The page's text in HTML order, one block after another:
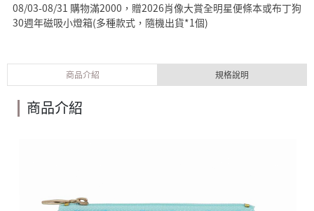
08/03-08/31 購物滿2000，贈2026肖像大賞全明星便條本或布丁狗
30週年磁吸小燈箱(多種款式，隨機出貨*1個)
商品介紹 規格說明
商品介紹